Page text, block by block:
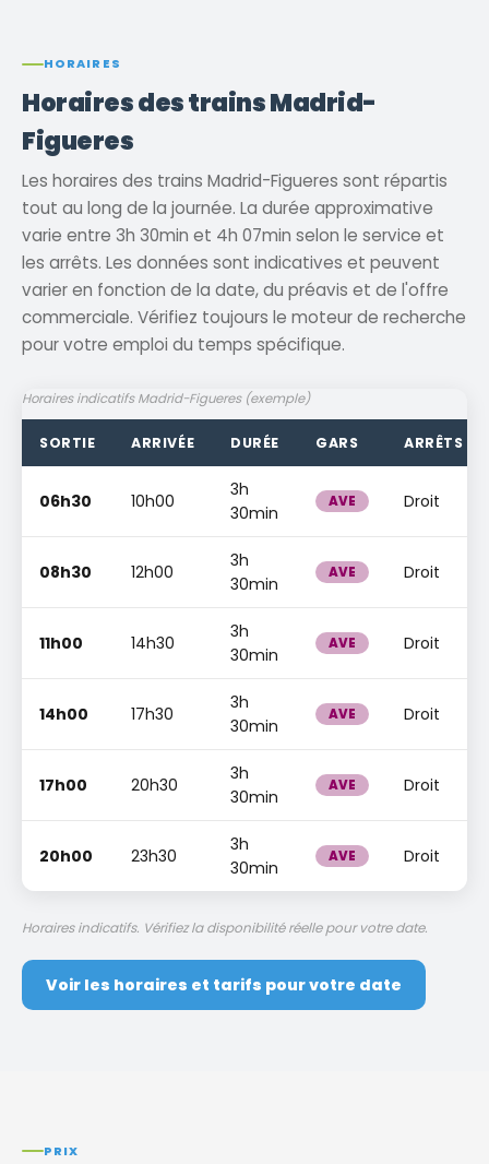
HORAIRES
Horaires des trains Madrid-
Figueres
Les horaires des trains Madrid-Figueres sont répartis
tout au long de la journée. La durée approximative
varie entre 3h 30min et 4h 07min selon le service et
les arrêts. Les données sont indicatives et peuvent
varier en fonction de la date, du préavis et de l'offre
commerciale. Vérifiez toujours le moteur de recherche
pour votre emploi du temps spécifique.
Horaires indicatifs Madrid-Figueres (exemple)
SORTIE ARRIVÉE DURÉE GARS ARRÊTS
06h30 10h00
3h
30min
AVE Droit
08h30 12h00
3h
30min
AVE Droit
11h00 14h30
3h
30min
AVE Droit
14h00 17h30
3h
30min
AVE Droit
17h00 20h30
3h
30min
AVE Droit
20h00 23h30
3h
30min
AVE Droit
Horaires indicatifs. Vérifiez la disponibilité réelle pour votre date.
Voir les horaires et tarifs pour votre date
PRIX